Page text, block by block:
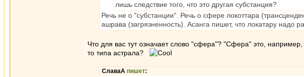
лишь следствие того, что это другая субстанция?
Речь не о "субстанции". Речь о сфере локоттара
ашрава (загрязненность). Асанга пишет, что локатару надо
Что для вас тут означает слово "сфера"? "Сфера" это,
то типа астрала?
СлаваА пишет: